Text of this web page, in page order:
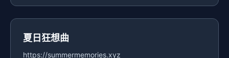
夏日狂想曲
https://summermemories.xyz